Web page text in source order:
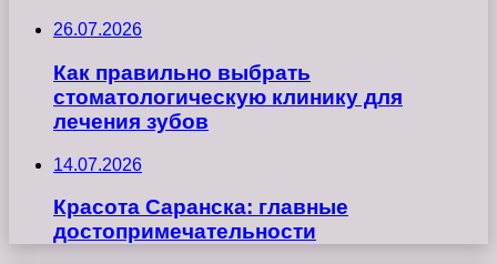
26.07.2026
Как правильно выбрать
стоматологическую клинику для
лечения зубов
14.07.2026
Красота Саранска: главные
достопримечательности